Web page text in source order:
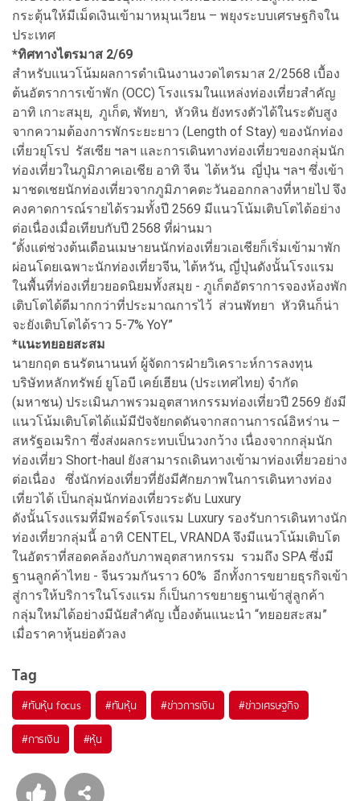
กระตุ้นให้มีเม็ดเงินเข้ามาหมุนเวียน – พยุงระบบเศรษฐกิจใน
ประเทศ
*ทิศทางไตรมาส 2/69
สำหรับแนวโน้มผลการดำเนินงานงวดไตรมาส 2/2568 เบื้อง
ต้นอัตราการเข้าพัก (OCC) โรงแรมในแหล่งท่องเที่ยวสำคัญ
อาทิ เกาะสมุย, ภูเก็ต, พัทยา, หัวหิน ยังทรงตัวได้ในระดับสูง
จากความต้องการพักระยะยาว (Length of Stay) ของนักท่อง
เที่ยวยุโรป รัสเซีย ฯลฯ และการเดินทางท่องเที่ยวของกลุ่มนัก
ท่องเที่ยวในภูมิภาคเอเชีย อาทิ จีน ไต้หวัน ญี่ปุ่น ฯลฯ ซึ่งเข้า
มาชดเชยนักท่องเที่ยวจากภูมิภาคตะวันออกกลางที่หายไป จึง
คงคาดการณ์รายได้รวมทั้งปี 2569 มีแนวโน้มเติบโตได้อย่าง
ต่อเนื่องเมื่อเทียบกับปี 2568 ที่ผ่านมา
“ตั้งแต่ช่วงต้นเดือนเมษายนนักท่องเที่ยวเอเชียก็เริ่มเข้ามาพัก
ผ่อนโดยเฉพาะนักท่องเที่ยวจีน, ไต้หวัน, ญี่ปุ่นดังนั้นโรงแรม
ในพื้นที่ท่องเที่ยวยอดนิยมทั้งสมุย - ภูเก็ตอัตราการจองห้องพัก
เติบโตได้ดีมากกว่าที่ประมาณการไว้ ส่วนพัทยา หัวหินก็น่า
จะยังเติบโตได้ราว 5-7% YoY”
*แนะทยอยสะสม
นายกฤต ธนรัตนานนท์ ผู้จัดการฝ่ายวิเคราะห์การลงทุน
บริษัทหลักทรัพย์ ยูโอบี เคย์เฮียน (ประเทศไทย) จำกัด
(มหาชน) ประเมินภาพรวมอุตสาหกรรมท่องเที่ยวปี 2569 ยังมี
แนวโน้มเติบโตได้แม้มีปัจจัยกดดันจากสถานการณ์อิหร่าน –
สหรัฐอเมริกา ซึ่งส่งผลกระทบเป็นวงกว้าง เนื่องจากกลุ่มนัก
ท่องเที่ยว Short-haul ยังสามารถเดินทางเข้ามาท่องเที่ยวอย่าง
ต่อเนื่อง ซึ่งนักท่องเที่ยวที่ยังมีศักยภาพในการเดินทางท่อง
เที่ยวได้ เป็นกลุ่มนักท่องเที่ยวระดับ Luxury
ดังนั้นโรงแรมที่มีพอร์ตโรงแรม Luxury รองรับการเดินทางนัก
ท่องเที่ยวกลุ่มนี้ อาทิ CENTEL, VRANDA จึงมีแนวโน้มเติบโต
ในอัตราที่สอดคล้องกับภาพอุตสาหกรรม รวมถึง SPA ซึ่งมี
ฐานลูกค้าไทย - จีนรวมกันราว 60% อีกทั้งการขยายธุรกิจเข้า
สู่การให้บริการในโรงแรม ก็เป็นการขยายฐานเข้าสู่ลูกค้า
กลุ่มใหม่ได้อย่างมีนัยสำคัญ เบื้องต้นแนะนำ “ทยอยสะสม”
เมื่อราคาหุ้นย่อตัวลง
Tag
#ทันหุ้น focus #ทันหุ้น #ข่าวการเงิน #ข่าวเศรษฐกิจ
#การเงิน #หุ้น